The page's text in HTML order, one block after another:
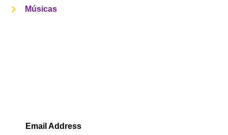
Músicas
Email Address